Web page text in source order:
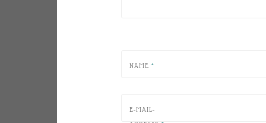
NAME *
E-MAIL-